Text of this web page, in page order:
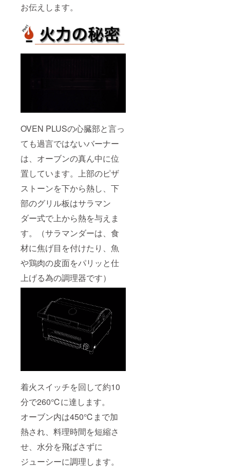
お伝えします。
OVEN PLUSの心臓部と言っ
ても過言ではないバーナー
は、オーブンの真ん中に位
置しています。上部のピザ
ストーンを下から熱し、下
部のグリル板はサラマン
ダー式で上から熱を与えま
す。（サラマンダーは、食
材に焦げ目を付けたり、魚
や鶏肉の皮面をパリッと仕
上げる為の調理器です）
着火スイッチを回して約10
分で260℃に達します。
オーブン内は450℃まで加
熱され、料理時間を短縮さ
せ、水分を飛ばさずに
ジューシーに調理します。